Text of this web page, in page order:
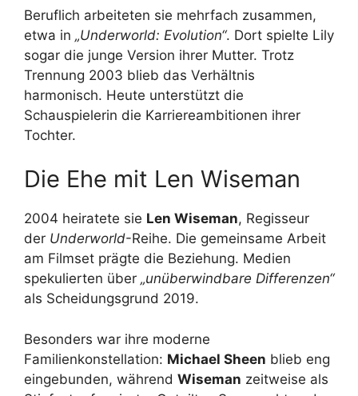
Beruflich arbeiteten sie mehrfach zusammen,
etwa in „Underworld: Evolution“. Dort spielte Lily
sogar die junge Version ihrer Mutter. Trotz
Trennung 2003 blieb das Verhältnis
harmonisch. Heute unterstützt die
Schauspielerin die Karriereambitionen ihrer
Tochter.
Die Ehe mit Len Wiseman
2004 heiratete sie Len Wiseman, Regisseur
der Underworld-Reihe. Die gemeinsame Arbeit
am Filmset prägte die Beziehung. Medien
spekulierten über „unüberwindbare Differenzen“
als Scheidungsgrund 2019.
Besonders war ihre moderne
Familienkonstellation: Michael Sheen blieb eng
eingebunden, während Wiseman zeitweise als